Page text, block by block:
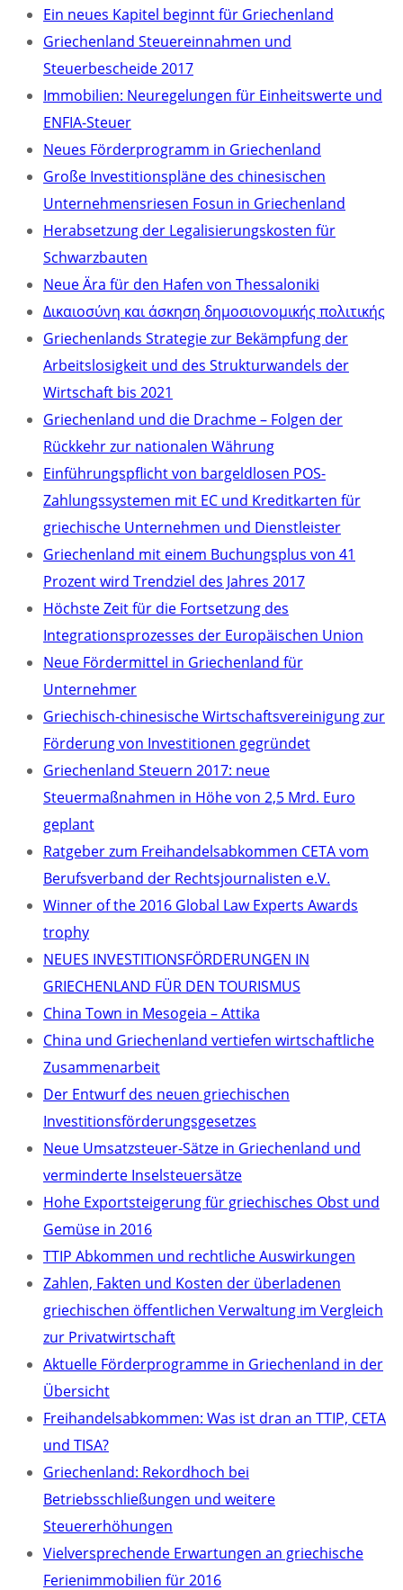
Ein neues Kapitel beginnt für Griechenland
Griechenland Steuereinnahmen und
Steuerbescheide 2017
Immobilien: Neuregelungen für Einheitswerte und
ENFIA-Steuer
Neues Förderprogramm in Griechenland
Große Investitionspläne des chinesischen
Unternehmensriesen Fosun in Griechenland
Herabsetzung der Legalisierungskosten für
Schwarzbauten
Neue Ära für den Hafen von Thessaloniki
Δικαιοσύνη και άσκηση δημοσιονομικής πολιτικής
Griechenlands Strategie zur Bekämpfung der
Arbeitslosigkeit und des Strukturwandels der
Wirtschaft bis 2021
Griechenland und die Drachme – Folgen der
Rückkehr zur nationalen Währung
Einführungspflicht von bargeldlosen POS-
Zahlungssystemen mit EC und Kreditkarten für
griechische Unternehmen und Dienstleister
Griechenland mit einem Buchungsplus von 41
Prozent wird Trendziel des Jahres 2017
Höchste Zeit für die Fortsetzung des
Integrationsprozesses der Europäischen Union
Neue Fördermittel in Griechenland für
Unternehmer
Griechisch-chinesische Wirtschaftsvereinigung zur
Förderung von Investitionen gegründet
Griechenland Steuern 2017: neue
Steuermaßnahmen in Höhe von 2,5 Mrd. Euro
geplant
Ratgeber zum Freihandelsabkommen CETA vom
Berufsverband der Rechtsjournalisten e.V.
Winner of the 2016 Global Law Experts Awards
trophy
NEUES INVESTITIONSFÖRDERUNGEN IN
GRIECHENLAND FÜR DEN TOURISMUS
China Town in Mesogeia – Attika
China und Griechenland vertiefen wirtschaftliche
Zusammenarbeit
Der Entwurf des neuen griechischen
Investitionsförderungsgesetzes
Neue Umsatzsteuer-Sätze in Griechenland und
verminderte Inselsteuersätze
Hohe Exportsteigerung für griechisches Obst und
Gemüse in 2016
TTIP Abkommen und rechtliche Auswirkungen
Zahlen, Fakten und Kosten der überladenen
griechischen öffentlichen Verwaltung im Vergleich
zur Privatwirtschaft
Aktuelle Förderprogramme in Griechenland in der
Übersicht
Freihandelsabkommen: Was ist dran an TTIP, CETA
und TISA?
Griechenland: Rekordhoch bei
Betriebsschließungen und weitere
Steuererhöhungen
Vielversprechende Erwartungen an griechische
Ferienimmobilien für 2016